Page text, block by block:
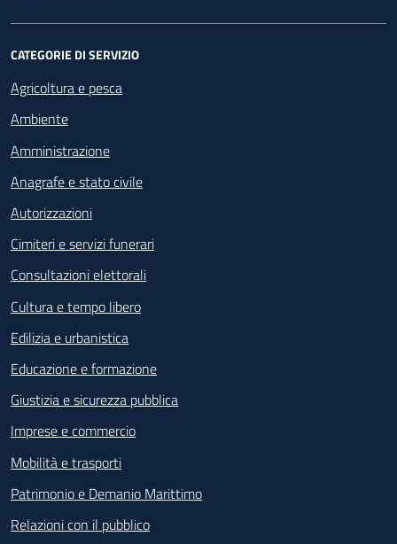
CATEGORIE DI SERVIZIO
Agricoltura e pesca
Ambiente
Amministrazione
Anagrafe e stato civile
Autorizzazioni
Cimiteri e servizi funerari
Consultazioni elettorali
Cultura e tempo libero
Edilizia e urbanistica
Educazione e formazione
Giustizia e sicurezza pubblica
Imprese e commercio
Mobilità e trasporti
Patrimonio e Demanio Marittimo
Relazioni con il pubblico